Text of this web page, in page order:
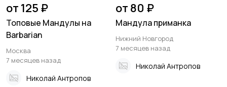
от 125 ₽
Топовые Мандулы на
Barbarian
Москва
7 месяцев назад
Николай Антропов
от 80 ₽
Мандула приманка
Нижний Новгород
7 месяцев назад
Николай Антропов